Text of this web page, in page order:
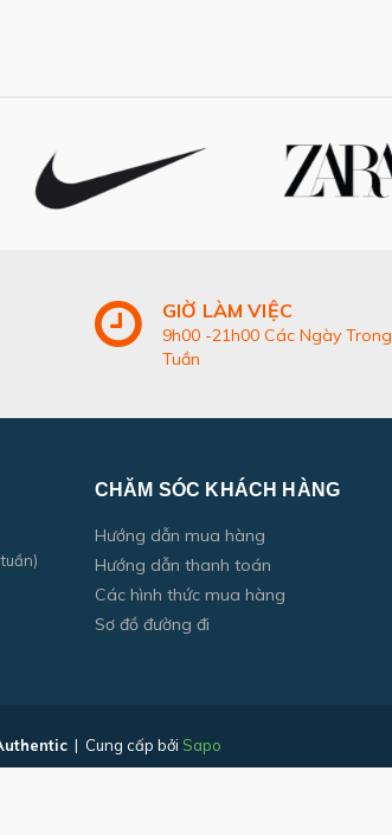
GIỜ LÀM VIỆC
9h00 -21h00 Các Ngày Trong
Tuần
CHĂM SÓC KHÁCH HÀNG
Hướng dẫn mua hàng
Hướng dẫn thanh toán
Các hình thức mua hàng
Sơ đồ đường đi
| Cung cấp bởi Sapo